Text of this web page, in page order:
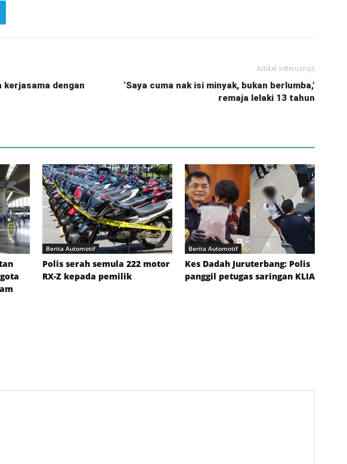
kerjasama dengan
Artikel seterusnya
‘Saya cuma nak isi minyak, bukan berlumba,’
remaja lelaki 13 tahun
Berita Automotif
Polis serah semula 222 motor
RX-Z kepada pemilik
Berita Automotif
Kes Dadah Juruterbang: Polis
panggil petugas saringan KLIA